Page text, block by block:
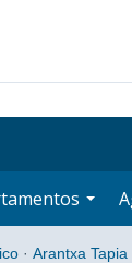
· Arantxa Tapia